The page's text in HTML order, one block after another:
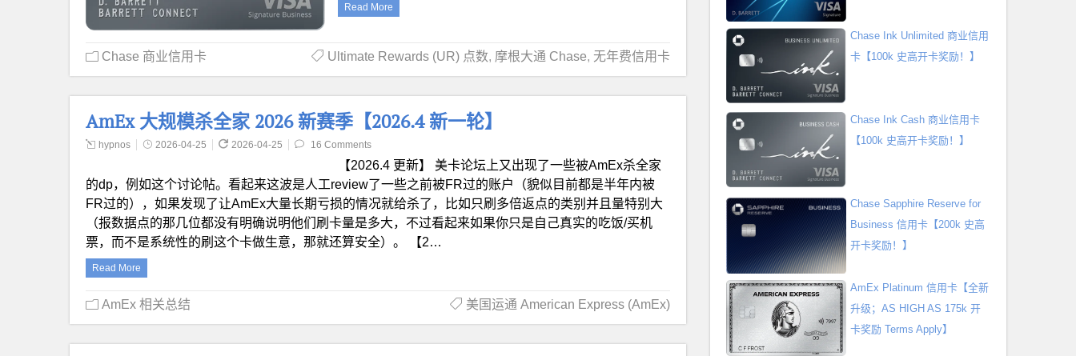
Read More
Chase 商业信用卡 Ultimate Rewards (UR) 点数, 摩根大通 Chase, 无年费信用卡
AmEx 大规模杀全家 2026 新赛季【2026.4 新一轮】
hypnos 2026-04-25 2026-04-25 16 Comments
【2026.4 更新】 美卡论坛上又出现了一些被AmEx杀全家
的dp，例如这个讨论帖。看起来这波是人工review了一些之前被FR过的账户（貌似目前都是半年内被
FR过的），如果发现了让AmEx大量长期亏损的情况就给杀了，比如只刷多倍返点的类别并且量特别大
（报数据点的那几位都没有明确说明他们刷卡量是多大，不过看起来如果你只是自己真实的吃饭/买机
票，而不是系统性的刷这个卡做生意，那就还算安全）。 【2…
Read More
AmEx 相关总结 美国运通 American Express (AmEx)
Chase Ink Unlimited 商业信用
卡【100k 史高开卡奖励！】
Chase Ink Cash 商业信用卡
【100k 史高开卡奖励！】
Chase Sapphire Reserve for
Business 信用卡【200k 史高
开卡奖励！】
AmEx Platinum 信用卡【全新
升级；AS HIGH AS 175k 开
卡奖励 Terms Apply】